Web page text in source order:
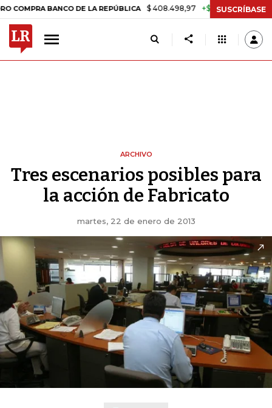
BANCO DE LA REPÚBLICA $ 408.498,97 +$ 8.753,81 +2,19%
SUSCRÍBASE
ARCHIVO
Tres escenarios posibles para
la acción de Fabricato
martes, 22 de enero de 2013